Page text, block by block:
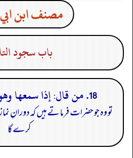
مصنف ابن
باب سجود
18. من قال: إذا سمعها وهو يصلي فليسجد
تو وہ جو حضرات فرماتے ہیں کہ دورانِ
کرے گا